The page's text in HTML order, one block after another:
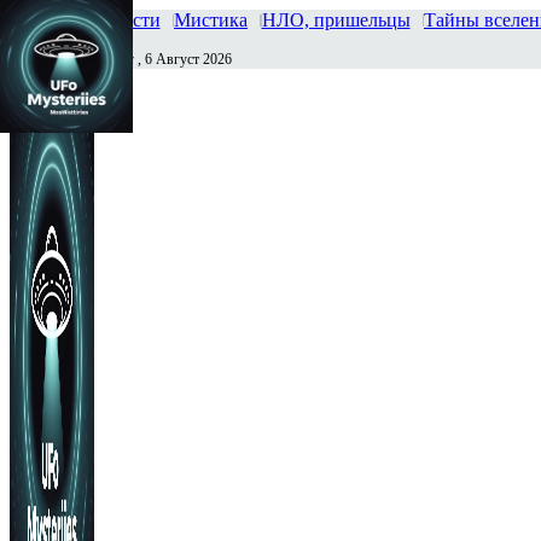
Главная Новости Мистика НЛО, пришельцы Тайны
Сегодня Четверг , 6 Август 2026